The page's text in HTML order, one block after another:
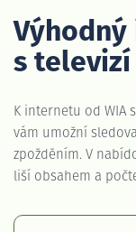
s televizí
K internetu od WIA
vám umožní
zpožděním. V
liší obsahem a